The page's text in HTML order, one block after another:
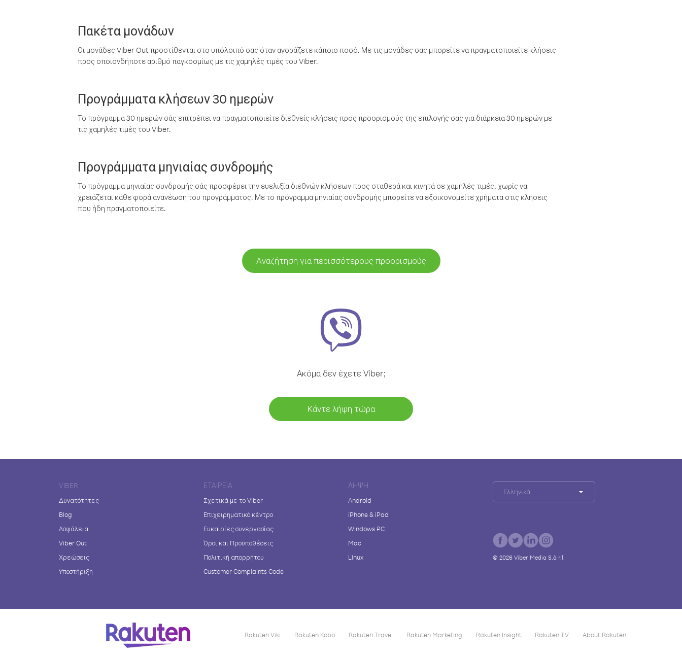
Πακέτα μονάδων
Οι μονάδες Viber Out προστίθενται στο υπόλοιπό σας όταν αγοράζετε κάποιο ποσό. Με τις μονάδες σας μπορείτε να πραγματοποιείτε κλήσεις
προς οποιονδήποτε αριθμό παγκοσμίως με τις χαμηλές τιμές του Viber.
Προγράμματα κλήσεων 30 ημερών
Το πρόγραμμα 30 ημερών σάς επιτρέπει να πραγματοποιείτε διεθνείς κλήσεις προς προορισμούς της επιλογής σας για διάρκεια 30 ημερών με
τις χαμηλές τιμές του Viber.
Προγράμματα μηνιαίας συνδρομής
Το πρόγραμμα μηνιαίας συνδρομής σάς προσφέρει την ευελιξία διεθνών κλήσεων προς σταθερά και κινητά σε χαμηλές τιμές, χωρίς να
χρειάζεται κάθε φορά ανανέωση του προγράμματος. Με το πρόγραμμα μηνιαίας συνδρομής μπορείτε να εξοικονομείτε χρήματα στις κλήσεις
που ήδη πραγματοποιείτε.
Αναζήτηση για περισσότερους προορισμούς
Ακόμα δεν έχετε Viber;
Κάντε λήψη τώρα
VIBER
Δυνατότητες
Blog
Ασφάλεια
Viber Out
Χρεώσεις
Υποστήριξη
ΕΤΑΙΡΕΊΑ
Σχετικά με το Viber
Επιχειρηματικό κέντρο
Ευκαιρίες συνεργασίας
Όροι και Προϋποθέσεις
Πολιτική απορρήτου
Customer Complaints Code
ΛΉΨΗ
Android
iPhone & iPad
Windows PC
Mac
Linux
Ελληνικά
© 2026 Viber Media S.à r.l.
Rakuten Viki Rakuten Kobo Rakuten Travel Rakuten Marketing Rakuten Insight Rakuten TV About Rakuten